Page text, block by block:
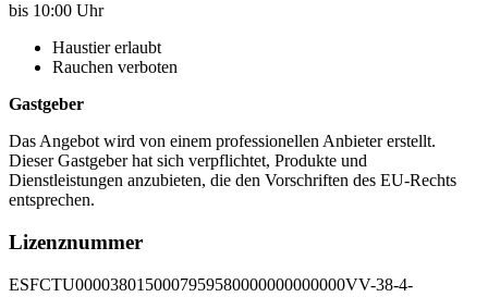
bis 10:00 Uhr
Haustier erlaubt
Rauchen verboten
Gastgeber
Das Angebot wird von einem professionellen Anbieter erstellt.
Dieser Gastgeber hat sich verpflichtet, Produkte und
Dienstleistungen anzubieten, die den Vorschriften des EU-Rechts
entsprechen.
Lizenznummer
ESFCTU0000380150007959580000000000000VV-38-4-